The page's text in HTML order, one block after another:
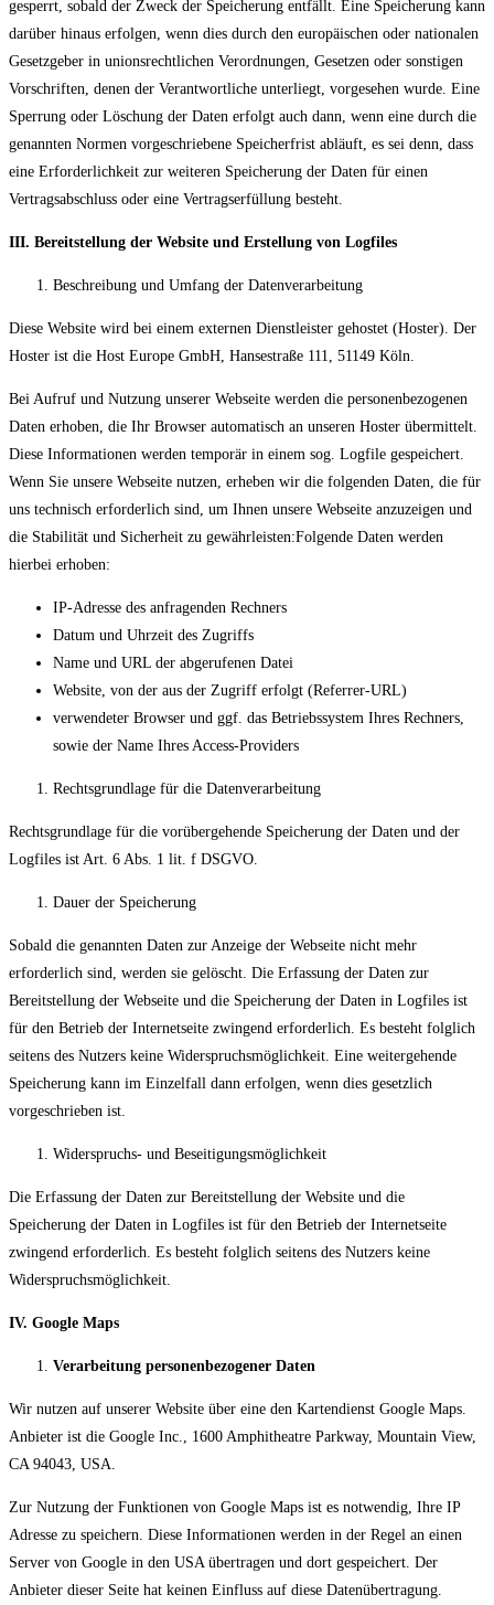
gesperrt, sobald der Zweck der Speicherung entfällt. Eine Speicherung kann
darüber hinaus erfolgen, wenn dies durch den europäischen oder nationalen
Gesetzgeber in unionsrechtlichen Verordnungen, Gesetzen oder sonstigen
Vorschriften, denen der Verantwortliche unterliegt, vorgesehen wurde. Eine
Sperrung oder Löschung der Daten erfolgt auch dann, wenn eine durch die
genannten Normen vorgeschriebene Speicherfrist abläuft, es sei denn, dass
eine Erforderlichkeit zur weiteren Speicherung der Daten für einen
Vertragsabschluss oder eine Vertragserfüllung besteht.
III. Bereitstellung der Website und Erstellung von Logfiles
Beschreibung und Umfang der Datenverarbeitung
Diese Website wird bei einem externen Dienstleister gehostet (Hoster). Der
Hoster ist die Host Europe GmbH, Hansestraße 111, 51149 Köln.
Bei Aufruf und Nutzung unserer Webseite werden die personenbezogenen
Daten erhoben, die Ihr Browser automatisch an unseren Hoster übermittelt.
Diese Informationen werden temporär in einem sog. Logfile gespeichert.
Wenn Sie unsere Webseite nutzen, erheben wir die folgenden Daten, die für
uns technisch erforderlich sind, um Ihnen unsere Webseite anzuzeigen und
die Stabilität und Sicherheit zu gewährleisten:Folgende Daten werden
hierbei erhoben:
IP-Adresse des anfragenden Rechners
Datum und Uhrzeit des Zugriffs
Name und URL der abgerufenen Datei
Website, von der aus der Zugriff erfolgt (Referrer-URL)
verwendeter Browser und ggf. das Betriebssystem Ihres Rechners,
sowie der Name Ihres Access-Providers
Rechtsgrundlage für die Datenverarbeitung
Rechtsgrundlage für die vorübergehende Speicherung der Daten und der
Logfiles ist Art. 6 Abs. 1 lit. f DSGVO.
Dauer der Speicherung
Sobald die genannten Daten zur Anzeige der Webseite nicht mehr
erforderlich sind, werden sie gelöscht. Die Erfassung der Daten zur
Bereitstellung der Webseite und die Speicherung der Daten in Logfiles ist
für den Betrieb der Internetseite zwingend erforderlich. Es besteht folglich
seitens des Nutzers keine Widerspruchsmöglichkeit. Eine weitergehende
Speicherung kann im Einzelfall dann erfolgen, wenn dies gesetzlich
vorgeschrieben ist.
Widerspruchs- und Beseitigungsmöglichkeit
Die Erfassung der Daten zur Bereitstellung der Website und die
Speicherung der Daten in Logfiles ist für den Betrieb der Internetseite
zwingend erforderlich. Es besteht folglich seitens des Nutzers keine
Widerspruchsmöglichkeit.
IV. Google Maps
Verarbeitung personenbezogener Daten
Wir nutzen auf unserer Website über eine den Kartendienst Google Maps.
Anbieter ist die Google Inc., 1600 Amphitheatre Parkway, Mountain View,
CA 94043, USA.
Zur Nutzung der Funktionen von Google Maps ist es notwendig, Ihre IP
Adresse zu speichern. Diese Informationen werden in der Regel an einen
Server von Google in den USA übertragen und dort gespeichert. Der
Anbieter dieser Seite hat keinen Einfluss auf diese Datenübertragung.